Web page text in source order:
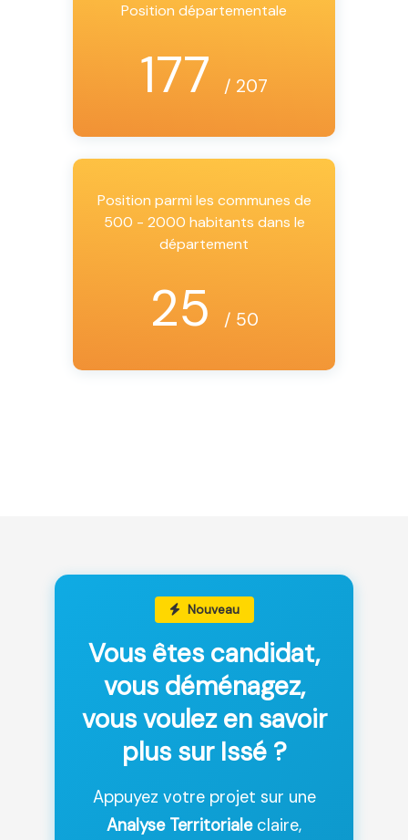
Position départementale
177 / 207
Position parmi les communes de
500 - 2000 habitants dans le
département
25 / 50
Nouveau
Vous êtes candidat,
vous déménagez,
vous voulez en savoir
plus sur Issé ?
Appuyez votre projet sur une
Analyse Territorialeclaire,